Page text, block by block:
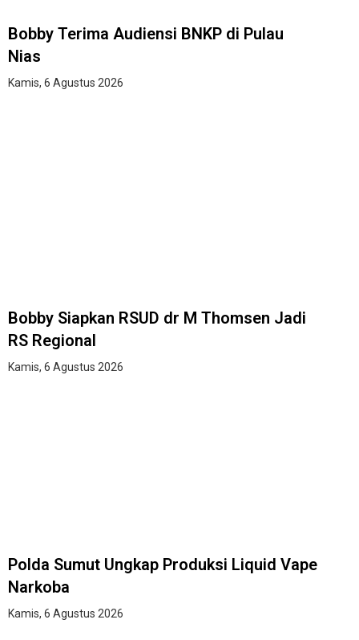
Bobby Terima Audiensi BNKP di Pulau
Nias
Kamis, 6 Agustus 2026
Bobby Siapkan RSUD dr M Thomsen Jadi
RS Regional
Kamis, 6 Agustus 2026
Polda Sumut Ungkap Produksi Liquid Vape
Narkoba
Kamis, 6 Agustus 2026